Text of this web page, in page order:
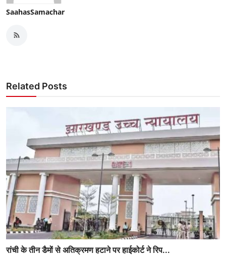
SaahasSamachar
Related Posts
रांची के तीन डैमों से अतिक्रमण हटाने पर हाईकोर्ट ने रिप...